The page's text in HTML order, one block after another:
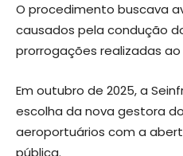
O procedimento buscava
causados pela condução
prorrogações realizadas
Em outubro de 2025, a
escolha da nova gestora
aeroportuários com a
pública.